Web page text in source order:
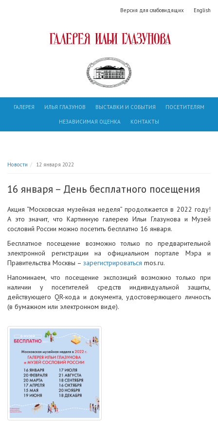
Версия для слабовидящих English
ГАЛЕРЕЯ ИЛЬЯ ГЛАЗУНОВ ВЫСТАВКИ И СОБЫТИЯ ПОСЕТИТЕЛЯМ
НЕЗАВИСИМАЯ ОЦЕНКА КОНТАКТЫ
Новости 12 января 2022
16 января – День бесплатного посещения
Акция “Московская музейная неделя” продолжается в 2022 году!
А это значит, что Картинную галерею Ильи Глазунова и Музей
сословий России можно посетить бесплатно 16 января.
Бесплатное посещение возможно только по предварительной
электронной регистрации на официальном портале Мэра и
Правительства Москвы – зарегистрироваться mos.ru.
Напоминаем, что посещение экспозиций возможно только при
наличии у посетителей средств индивидуальной защиты,
действующего QR-кода и документа, удостоверяющего личность
(в бумажном или электронном виде).